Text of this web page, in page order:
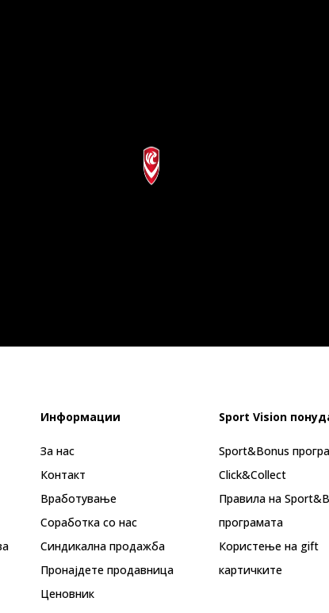
Информации
За нас
Контакт
Вработување
Соработка со нас
Синдикална продажба
Пронајдете продавница
Ценовник
Sport Vision
Sport&Bonus
Click&Collect
Правила на
програмата
Користење на gift
картичките